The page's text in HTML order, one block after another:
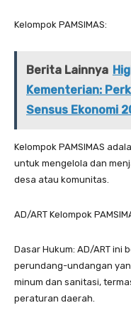
Kelompok PAMSIMAS:
Berita Lainnya
Kementerian:
Sensus Ekonomi
Kelompok PAMSIMAS
untuk mengelola dan
desa atau komunitas.
AD/ART Kelompok
Dasar Hukum: AD/ART
perundang-undangan
minum dan sanitasi,
peraturan daerah.